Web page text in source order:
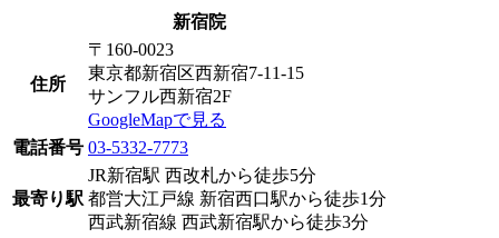
新宿院
住所
〒160-0023
東京都新宿区西新宿7-11-15
サンフル西新宿2F
GoogleMapで見る
電話番号 03-5332-7773
最寄り駅
JR新宿駅 西改札から徒歩5分
都営大江戸線 新宿西口駅から徒歩1分
西武新宿線 西武新宿駅から徒歩3分